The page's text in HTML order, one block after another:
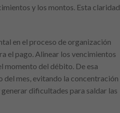
y los montos. Esta claridad
en el proceso de organización
el pago. Alinear los vencimientos
momento del débito. De esa
del mes, evitando la concentración
dificultades para saldar las